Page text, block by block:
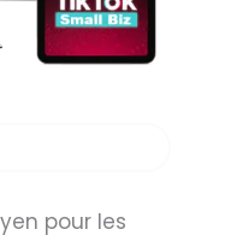
pour les